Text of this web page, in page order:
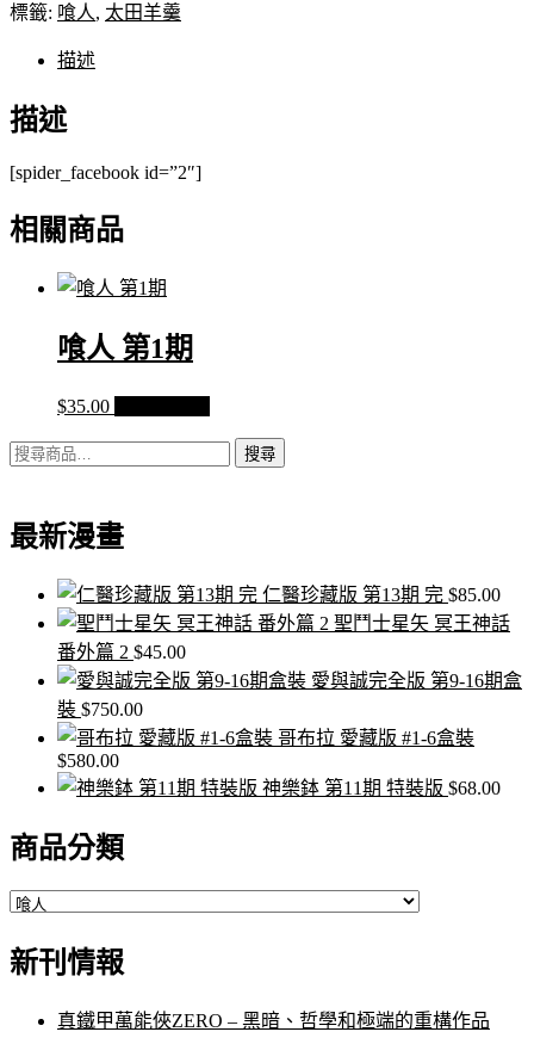
第
量
標籤: 喰人, 太田羊羹
描述
描述
[spider_facebook id=”2″]
相關商品
喰人 第1期
$35.00
搜
鍵
搜尋
最新漫畫
仁醫珍藏版 第13期 完 $85.00
聖鬥士星矢 冥王神話
番外篇 2 $45.00
愛與誠完全版 第9-16期盒
裝 $750.00
哥布拉 愛藏版 #1-6盒裝
$580.00
神樂鉢 第11期 特裝版 $68.00
商品分類
新刊情報
真鐵甲萬能俠ZERO – 黑暗、哲學和極端的重構作品